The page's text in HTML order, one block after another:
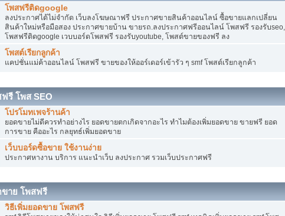
โพสฟรีติดgoogle
ลงประกาศได้ไม่จำกัด เว็บลงโฆษณาฟรี ประกาศขายสินค้าออนไลน์ ซื้อขายแลกเปลี่ยน
สินค้าใหม่หรือมือสอง ประกาศขายบ้าน ขายรถ.ลงประกาศฟรีออนไลน์ โพสฟรี รองรับseo,
โพสฟรีติดgoogle เวบบอร์ดโพสฟรี รองรับyoutube, โพสต์ขายของฟรี ลง
โพสต์เรียกลูกค้า
แคปชั่นแม่ค้าออนไลน์ โพสฟรี ขายของให้ออร์เดอร์เข้ารัว ๆ smf โพสต์เรียกลูกค้า
รี โพส SEO
โปรโมทเพจร้านค้า
ยอดขายไม่ดีควรทำอย่างไร ยอดขายตกเกิดจากอะไร ทำไมต้องเพิ่มยอดขาย ขายฟรี ยอด
การขาย คืออะไร กลยุทธ์เพิ่มยอดขาย
เว็บบอร์ดซื้อขาย ใช้งานง่าย
ประกาศหางาน บริการ แนะนำเว็บ ลงประกาศ รวมเว็บประกาศฟรี
ขาย โพสฟรี
วิธีเพิ่มยอดขาย โพสฟรี